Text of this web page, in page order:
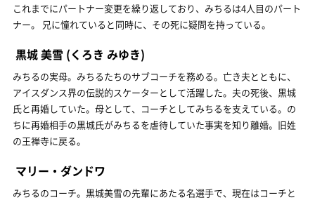
これまでにパートナー変更を繰り返しており、みちるは4人目のパート
ナー。 兄に憧れていると同時に、その死に疑問を持っている。
黒城 美雪 (くろき みゆき)
みちるの実母。みちるたちのサブコーチを務める。亡き夫とともに、
アイスダンス界の伝説的スケーターとして活躍した。夫の死後、黒城
氏と再婚していた。母として、コーチとしてみちるを支えている。の
ちに再婚相手の黒城氏がみちるを虐待していた事実を知り離婚。旧姓
の王禅寺に戻る。
マリー・ダンドワ
みちるのコーチ。黒城美雪の先輩にあたる名選手で、現在はコーチと